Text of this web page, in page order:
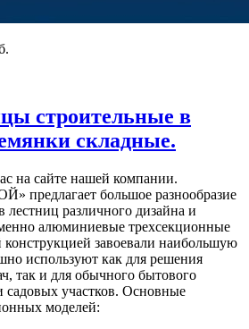
строительные в
складные.
на сайте нашей компании.
предлагает большое разнообразие
лестниц различного дизайна и
алюминиевые трехсекционные
завоевали наибольшую
используют как для решения
так и для обычного бытового
садовых участков. Основные
моделей: